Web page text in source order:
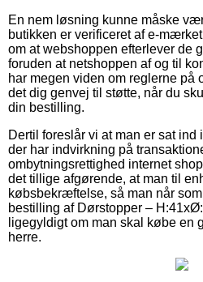
En nem løsning kunne måske
butikken er verificeret af e-
om at webshoppen efterlever de
foruden at netshoppen af og til
har megen viden om reglerne på
det dig genvej til støtte, når du
din bestilling.
Dertil foreslår vi at man er sat ind
der har indvirkning på
ombytningsrettighed internet
det tillige afgørende, at man til
købsbekræftelse, så man når
bestilling af Dørstopper –
ligegyldigt om man skal købe en
herre.